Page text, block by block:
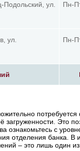
ул.
Пн-
ул.
Пн-
загруженности. Это
ознакомьтесь с
отделения банка.
– это лишь один